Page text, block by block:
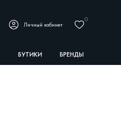
Личный кабинет
0
БУТИКИ БРЕНДЫ